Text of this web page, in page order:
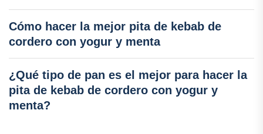
Cómo hacer la mejor pita de kebab de
cordero con yogur y menta
¿Qué tipo de pan es el mejor para hacer la
pita de kebab de cordero con yogur y
menta?